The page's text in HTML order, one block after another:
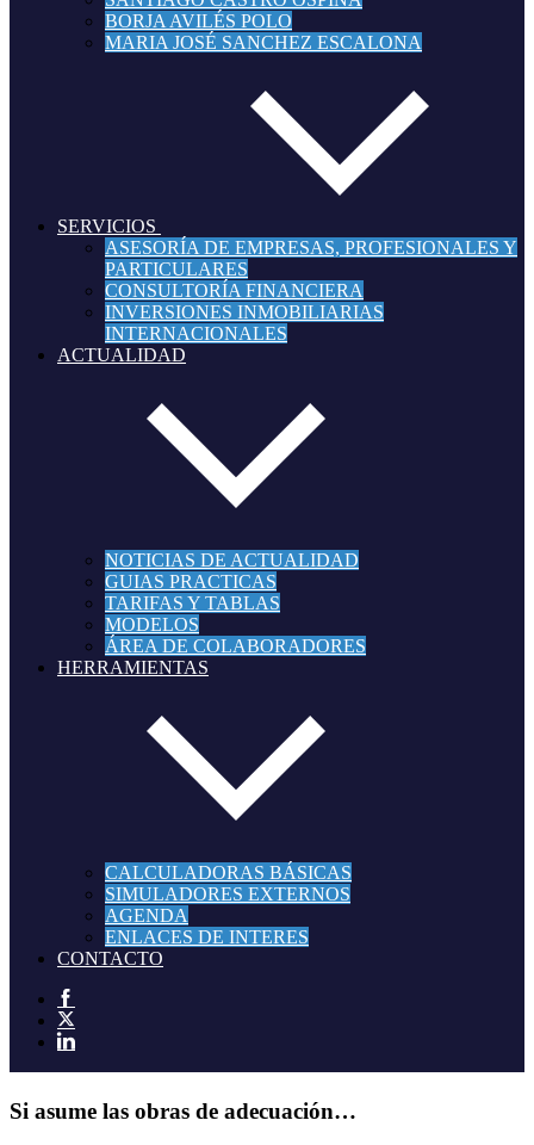
BORJA AVILÉS POLO
MARIA JOSÉ SANCHEZ ESCALONA
SERVICIOS
ASESORÍA DE EMPRESAS, PROFESIONALES Y
PARTICULARES
CONSULTORÍA FINANCIERA
INVERSIONES INMOBILIARIAS
INTERNACIONALES
ACTUALIDAD
NOTICIAS DE ACTUALIDAD
GUIAS PRACTICAS
TARIFAS Y TABLAS
MODELOS
ÁREA DE COLABORADORES
HERRAMIENTAS
CALCULADORAS BÁSICAS
SIMULADORES EXTERNOS
AGENDA
ENLACES DE INTERES
CONTACTO
Si asume las obras de adecuación…